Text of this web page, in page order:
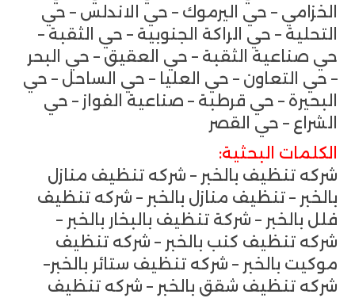
الخزامي – حي اليرموك – حي الاندلس – حي
التحلية – حي الراكة الجنوبية – حي الثقبة –
حي صناعية الثقبة – حي العقيق – حي البحر
– حي التعاون – حي العليا – حي الساحل – حي
البحيرة – حي قرطبة – صناعية الفواز – حي
الشراع – حي القصر
الكلمات البحثية:
شركه تنظيف بالخبر – شركه تنظيف منازل
بالخبر – تنظيف منازل بالخبر – شركه تنظيف
فلل بالخبر – شركة تنظيف بالبخار بالخبر –
شركه تنظيف كنب بالخبر – شركه تنظيف
موكيت بالخبر – شركه تنظيف ستائر بالخبر–
شركه تنظيف شقق بالخبر – شركه تنظيف